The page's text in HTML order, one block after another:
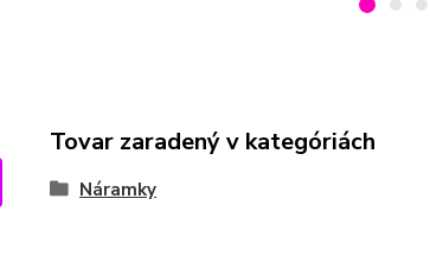
Tovar zaradený v kategóriách
Náramky